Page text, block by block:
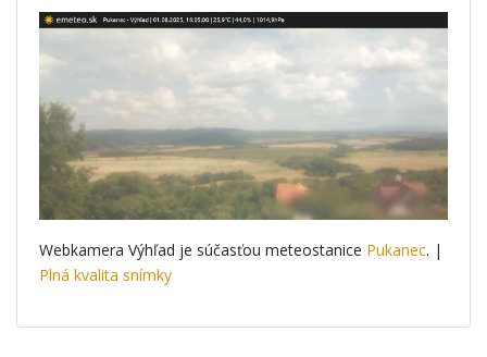
Webkamera Výhľad je súčasťou meteostanice Pukanec. |
Plná kvalita snímky